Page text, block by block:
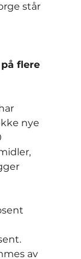
står
flere
nye
av